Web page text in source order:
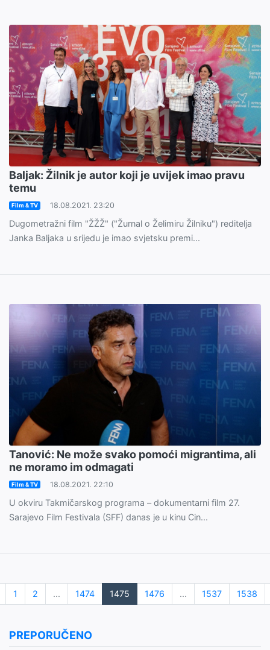
Baljak: Žilnik je autor koji je uvijek imao pravu
temu
Film & TV 18.08.2021. 23:20
Dugometražni film "ŽŽŽ" ("Žurnal o Želimiru Žilniku") reditelja
Janka Baljaka u srijedu je imao svjetsku premi...
Tanović: Ne može svako pomoći migrantima, ali
ne moramo im odmagati
Film & TV 18.08.2021. 22:10
U okviru Takmičarskog programa – dokumentarni film 27.
Sarajevo Film Festivala (SFF) danas je u kinu Cin...
1 2 ... 1474 1475 1476 ... 1537 1538
PREPORUČENO